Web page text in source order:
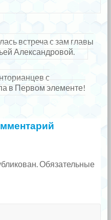
встреча с зам главы
Александровой.
с
в Первом элементе!
Обязательные